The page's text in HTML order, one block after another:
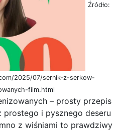
Źródło:
2025/07/sernik-z-serkow-
film.html
– prosty przepis
i pysznego deseru
z wiśniami to prawdziwy